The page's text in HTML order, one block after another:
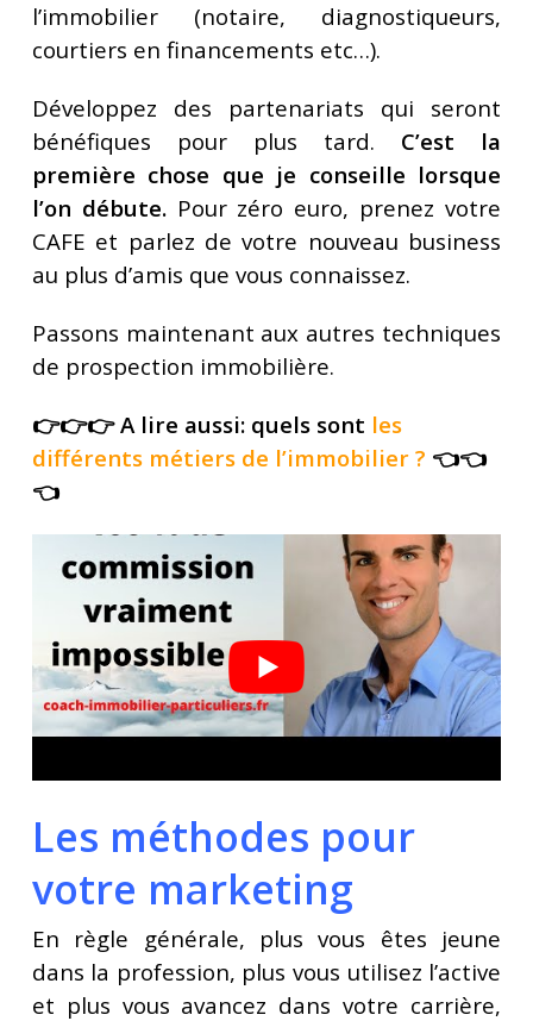
l’immobilier (notaire, diagnostiqueurs,
courtiers en financements etc…).
Développez des partenariats qui seront
bénéfiques pour plus tard. C’est la
première chose que je conseille lorsque
l’on débute.Pour zéro euro, prenez votre
CAFE et parlez de votre nouveau business
au plus d’amis que vous connaissez.
Passons maintenant aux autres techniques
de prospection immobilière.
👉👉👉 A lire aussi: quels sont les
différents métiers de l’immobilier? 👈👈
👈
Les méthodes pour
votre marketing
En règle générale, plus vous êtes jeune
dans la profession, plus vous utilisez l’active
et plus vous avancez dans votre carrière,